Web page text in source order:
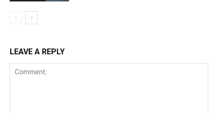
LEAVE A REPLY